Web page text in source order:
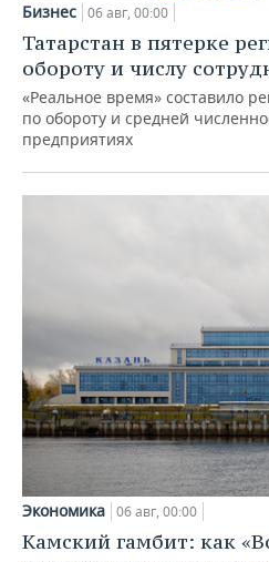
Бизнес 06 авг, 00:00
Татарстан в пятерке
обороту и числу
«Реальное время» составило
по обороту и средней
предприятиях
Экономика 06 авг, 00:00
Камский гамбит: как